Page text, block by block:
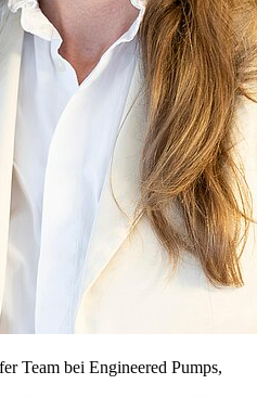
Team bei Engineered Pumps,